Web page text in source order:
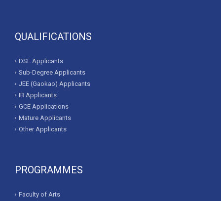
QUALIFICATIONS
DSE Applicants
Sub-Degree Applicants
JEE (Gaokao) Applicants
IB Applicants
GCE Applications
Mature Applicants
Other Applicants
PROGRAMMES
Faculty of Arts